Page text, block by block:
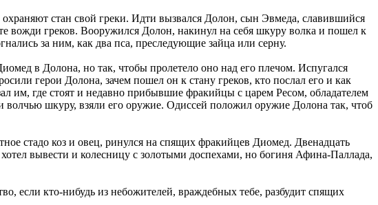
стан свой греки. Идти вызвался Долон, сын Эвмеда, славившийся
вожди греков. Вооружился Долон, накинул на себя шкуру волка и пошел к
за ним, как два пса, преследующие зайца или серну.
в Долона, но так, чтобы пролетело оно над его плечом. Испугался
герои Долона, зачем пошел он к стану греков, кто послал его и как
им, где стоят и недавно прибывшие фракийцы с царем Ресом, обладателем
шкуру, взяли его оружие. Одиссей положил оружие Долона так, чтоб
стадо коз и овец, ринулся на спящих фракийцев Диомед. Двенадцать
вывести и колесницу с золотыми доспехами, но богиня Афина-Паллада,
если кто-нибудь из небожителей, враждебных тебе, разбудит спящих